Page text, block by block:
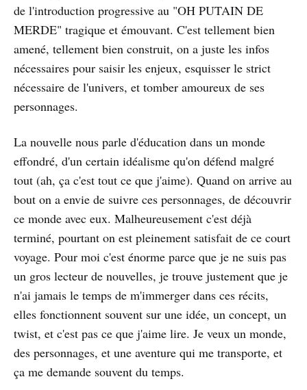
de l'introduction progressive au "OH PUTAIN DE
MERDE" tragique et émouvant. C'est tellement bien
amené, tellement bien construit, on a juste les infos
nécessaires pour saisir les enjeux, esquisser le strict
nécessaire de l'univers, et tomber amoureux de ses
personnages.
La nouvelle nous parle d'éducation dans un monde
effondré, d'un certain idéalisme qu'on défend malgré
tout (ah, ça c'est tout ce que j'aime). Quand on arrive au
bout on a envie de suivre ces personnages, de découvrir
ce monde avec eux. Malheureusement c'est déjà
terminé, pourtant on est pleinement satisfait de ce court
voyage. Pour moi c'est énorme parce que je ne suis pas
un gros lecteur de nouvelles, je trouve justement que je
n'ai jamais le temps de m'immerger dans ces récits,
elles fonctionnent souvent sur une idée, un concept, un
twist, et c'est pas ce que j'aime lire. Je veux un monde,
des personnages, et une aventure qui me transporte, et
ça me demande souvent du temps.